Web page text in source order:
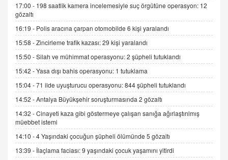
SEHER EREK
Kış Ayları Geldi, Hangi Önlemler Alınmalı?
9.12.2025 10:11
İNCİ GÜL AKÖL
Trump Keşke Adana'yı da Ziyaret Etse...
06.07.2026 13:00
ADEM AKÖL
Esed Destekçilerinin Yüzüne Vurulan Şamar:
Sednaya
11.12.2024 12:30
17:00 - 198 saatlik kamera incelemesiyle suç örgütüne operasyon: 12
gözaltı
16:19 - Polis aracına çarpan otomobilde 6 kişi yaralandı
15:58 -Zincirleme trafik kazası: 29 kişi yaralandı
15:50 -Silah ve mühimmat operasyonu: 2 şüpheli tutuklandı
15:42 -Yasa dışı bahis operasyonu: 1 tutuklama
15:04 -71 ilde uyuşturucu operasyonu: 844 şüpheli tutuklandı
14:52 -Antalya Büyükşehir soruşturmasında 2 gözaltı
14:32 -Cinayeti kaza gibi göstermeye çalışan sanığa ağırlaştırılmış
müebbet istemi
14:10 -4 Yaşındaki çocuğun şüpheli ölümünde 5 gözaltı
13:39 - İlaçlama faciası: 9 yaşındaki çocuk yaşamını yitirdi